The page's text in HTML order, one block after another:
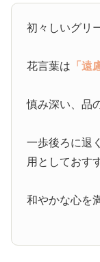
初々しいグリ
花言葉は 「遠
慎み深い、品
一歩後ろに退
用としておす
和やかな心を